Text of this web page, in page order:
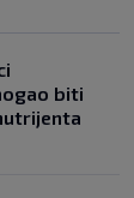
biti